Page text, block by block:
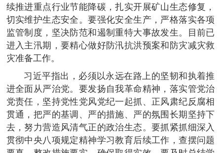
续推进重点行业节能降碳，扎实开展矿山生态修复，
切实维护生态安全。要强化安全生产，严格落实各项
监管制度，坚决防范和遏制重特大事故发生。目前已
进入主汛期，要精心做好防汛抗洪预案和防灾减灾救
灾准备工作。
习近平指出，必须以永远在路上的坚韧和执着推
进全面从严治党。要发扬自我革命精神，落实管党治
党责任，坚持党性党风党纪一起抓、正风肃纪反腐相
贯通，把严的基调、严的措施、严的氛围长期坚持下
去，努力营造风清气正的政治生态。要抓紧抓细深入
贯彻中央八项规定精神学习教育后续工作，查摆问题